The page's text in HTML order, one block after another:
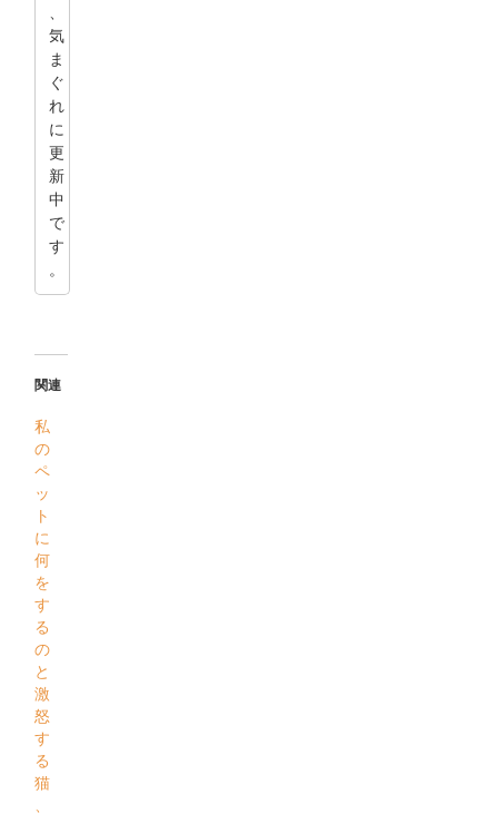
気
ま
ぐ
れ
に
更
新
中
で
す
。
関連
私
の
ペ
ッ
ト
に
何
を
す
る
の
と
激
怒
す
る
猫